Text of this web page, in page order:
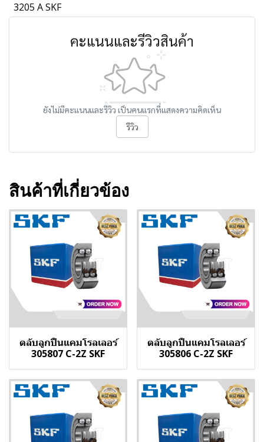
3205 A SKF
คะแนนและรีวิวสินค้า
ยังไม่มีคะแนนและรีวิว เป็นคนแรกที่แสดงความคิดเห็น
รีวิว
สินค้าที่เกี่ยวข้อง
ตลับลูกปืนแคมโรลเลอร์
305807 C-2Z SKF
ตลับลูกปืนแคมโรลเลอร์
305806 C-2Z SKF